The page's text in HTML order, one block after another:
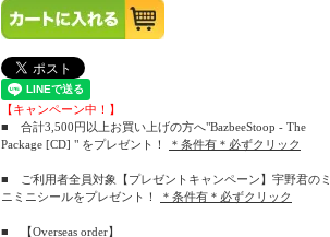
【キャンペーン中！】
■ 合計3,500円以上お買い上げの方へ"BazbeeStoop - The
Package [CD] " をプレゼント！
＊条件有＊必ずクリック
■ ご利用者全員対象【プレゼントキャンペーン】宇野君のミ
ニミニシールをプレゼント！
＊条件有＊必ずクリック
■ 【Overseas order】